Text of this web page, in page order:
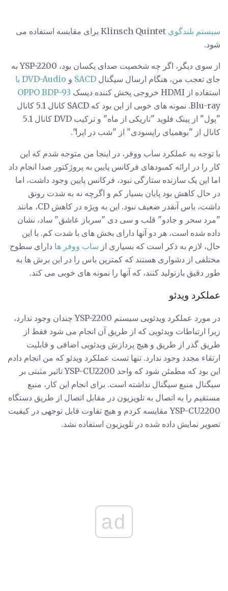
سیستم بلندگوی
Klinsch Quintet برای مقایسه استفاده می
شود.
از سوی دیگر، اگر چه شخصیت صدای یکسان بود، YSP-2200 به
جای تعجب من، هنگام ارسال سیگنال SACD و DVD-Audio با
استفاده از HDMI خروجی پخش کننده دیسک
OPPO BDP-93
Blu-ray. نمونه های خوبی از این بود که SACD کانال 5.1 کانال
"پول" از پینک فلوید "تاریکی از ماه" و ترکیب DVD کانال 5.1
کانال از "بوهمیای راپسودی" از "شب در اپرا".
با توجه به عملکرد ساب ووفر، در اینجا من متوجه شدم که این
کار را در ارائه کمبودهای فرکانس پایین به پروژکتور صدا انجام داد
اما این یک سازنده ستارگی نبود، فرکانس پایین وجود داشت، اما
در حال کاهش بود پایان بسیار کم و اگرچه نه به شدت رونق
داشت، باس آنقدر ضعیف نبود. این به ویژه در کاهش CD، مانند
"مرد سحر و جادو" قلب و سی دی "سرباز عاشق" ساد، نشان
داده شده است، هر دو آنها دارای بخش های با شدت کم. با این
حال، لازم به ذکر است که بسیاری از ساب ووفر ها دارای سطوح
مختلفی از دشواری هستند که کمترین باس را در این برش ها به
طور دقیق بازتولید کنند، که آنها را نمونه های خوبی می کند.
عملکرد ویدئو
در مورد عملکرد ویدئویی سیستم YSP-2200 چندان وجود ندارد،
زیرا ارتباطات ویدئویی که از طریق آن انجام می شود فقط از
طریق گذر از طریق و هیچ پردازش ویدئویی اضافی و قابلیت
ارتقاء مجدد وجود ندارد. تنها تست عملکرد ویدئو که من انجام دادم
این بود که مطمئن شود که واحد YSP-CU2200 تاثیر مثبتی بر
سیگنال منبع سیگنال نداشته است. برای انجام این کار، منبع
مستقیم را به اتصال به تلویزیون در مقابل اتصال از طریق دستگاه
YSP-CU2200 مقایسه کردم و هیچ تفاوت قابل توجهی در کیفیت
تصویر نمایش داده شده در تلویزیون استفاده نشد.
ad